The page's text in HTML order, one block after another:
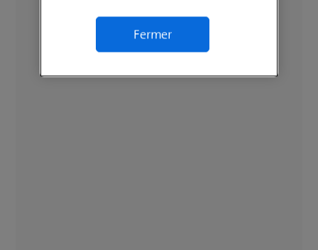
Fermer